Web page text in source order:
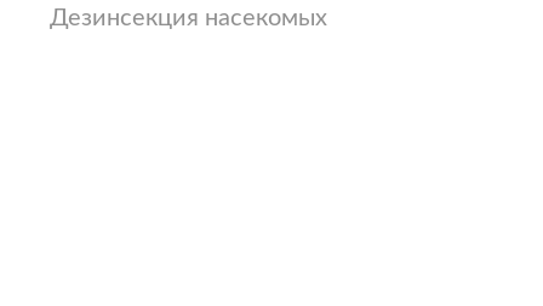
Дезинсекция насекомых